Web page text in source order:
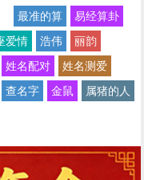
最准的算
易经算卦
爱情 浩伟
丽韵
姓名配对
姓名测爱
查名字 金鼠
属猪的人